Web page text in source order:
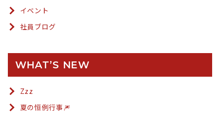
イベント
社員ブログ
WHAT’S NEW
Zzz
夏の恒例行事🎆